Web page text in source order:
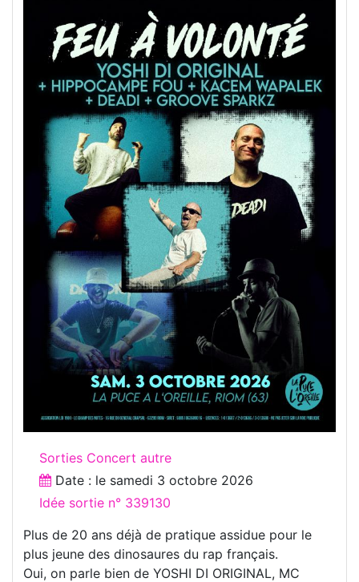
Sorties Concert autre
Date : le samedi 3 octobre 2026
Idée sortie n° 339130
Plus de 20 ans déjà de pratique assidue pour le
plus jeune des dinosaures du rap français.
Oui, on parle bien de YOSHI DI ORIGINAL, MC